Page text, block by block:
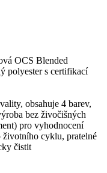
OCS Blended
polyester s certifikací
obsahuje 4 barev,
bez živočišných
pro vyhodnocení
životního cyklu, pratelné
čistit